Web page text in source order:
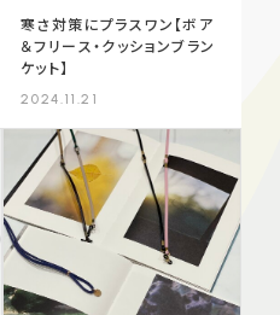
寒さ対策にプラスワン【ボア
＆フリース・クッションブラン
ケット】
2024.11.21